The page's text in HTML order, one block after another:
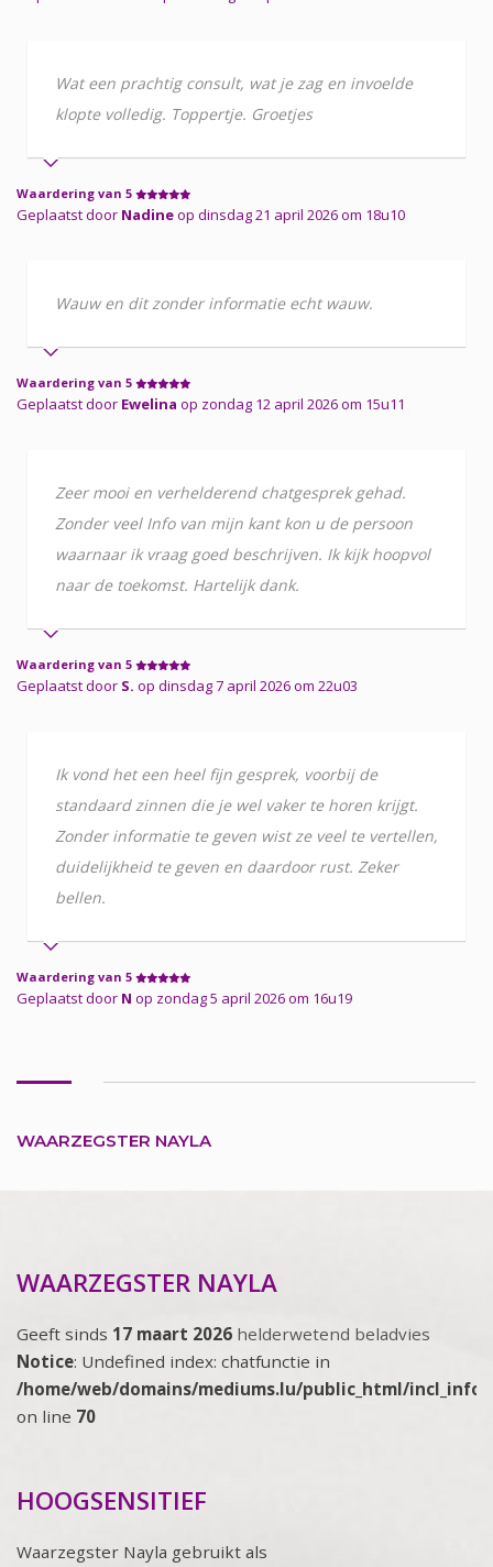
Wat een prachtig consult, wat je zag en invoelde
klopte volledig. Toppertje. Groetjes
Waardering van 5
Geplaatst door Nadineop dinsdag 21 april 2026 om 18u10
Wauw en dit zonder informatie echt wauw.
Waardering van 5
Geplaatst door Ewelina op zondag 12 april 2026 om 15u11
Zeer mooi en verhelderend chatgesprek gehad.
Zonder veel Info van mijn kant kon u de persoon
waarnaar ik vraag goed beschrijven. Ik kijk hoopvol
naar de toekomst. Hartelijk dank.
Waardering van 5
Geplaatst door S. op dinsdag 7 april 2026 om 22u03
Ik vond het een heel fijn gesprek, voorbij de
standaard zinnen die je wel vaker te horen krijgt.
Zonder informatie te geven wist ze veel te vertellen,
duidelijkheid te geven en daardoor rust. Zeker
bellen.
Waardering van 5
Geplaatst door N op zondag 5 april 2026 om 16u19
WAARZEGSTER NAYLA
WAARZEGSTER NAYLA
Geeft sinds 17 maart 2026 helderwetend beladvies
Notice: Undefined index: chatfunctie in
/home/web/domains/mediums.lu/public_html/
on line 70
HOOGSENSITIEF
Waarzegster Nayla gebruikt als